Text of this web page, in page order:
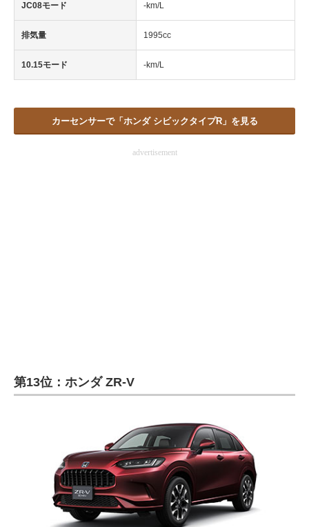
JC08モード -km/L
排気量 1995cc
10.15モード -km/L
カーセンサーで「ホンダ シビックタイプR」を見る
advertisement
第13位：ホンダ ZR-V